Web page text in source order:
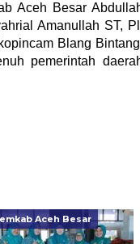
Aceh Besar
Amanullah ST,
Blang
pemerintah
Aceh Besar